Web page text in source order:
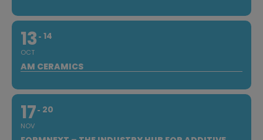
13
OCT
14
AM CERAMICS
17
NOV
20